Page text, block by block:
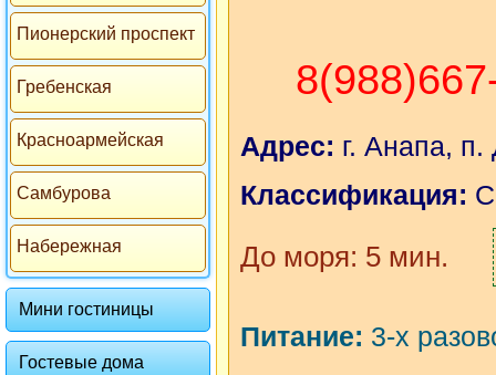
Пионерский проспект
Гребенская
Красноармейская
Самбурова
Набережная
Мини гостиницы
Гостевые дома
Адрес: г. Анапа,
Классификация:
До моря: 5 мин.
Питание: 3-х